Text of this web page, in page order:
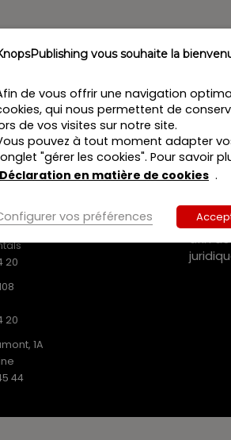
SRL
22
20
20
1A
44
afin
vous souhaite la
de vous offrir une navigation
qui nous permettent de
de vos visites sur notre site.
pouvez à tout moment adapter
"gérer les cookies". Pour savoir
Déclaration en matière de cookies .
vos préférences